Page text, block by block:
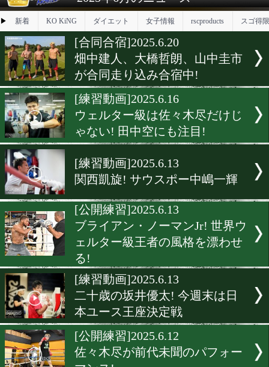
試合日程 試合結果 練習動画 ランキング
2025年6月のニュース
▶ 新着 KO KiNG ダイエット 女子情報
[合同合宿]2025.6.20
畑中建人、大橋哲朗、山中
が合同走り込み合宿中!
[練習動画]2025.6.16
ウェルター級は佐々木尽だ
ゃない! 田中空にも注目!
[練習動画]2025.6.13
関西凱旋! サウスポー中嶋
[公開練習]2025.6.13
ブライアン・ノーマンJr!
ェルター級王者の風格を漂
る!